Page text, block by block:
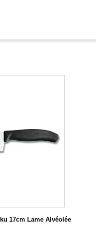
17cm Lame Alvéolée